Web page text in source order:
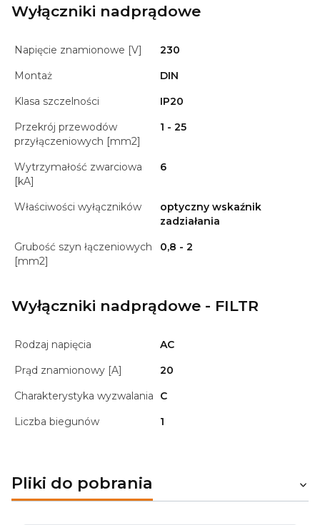
Wyłączniki nadprądowe
Napięcie znamionowe [V]
230
Montaż
DIN
Klasa szczelności
IP20
Przekrój przewodów
przyłączeniowych [mm2]
1 - 25
Wytrzymałość zwarciowa
[kA]
6
Właściwości wyłączników
optyczny wskaźnik
zadziałania
Grubość szyn łączeniowych
[mm2]
0,8 - 2
Wyłączniki nadprądowe - FILTR
Rodzaj napięcia
AC
Prąd znamionowy [A]
20
Charakterystyka wyzwalania
C
Liczba biegunów
1
Pliki do pobrania